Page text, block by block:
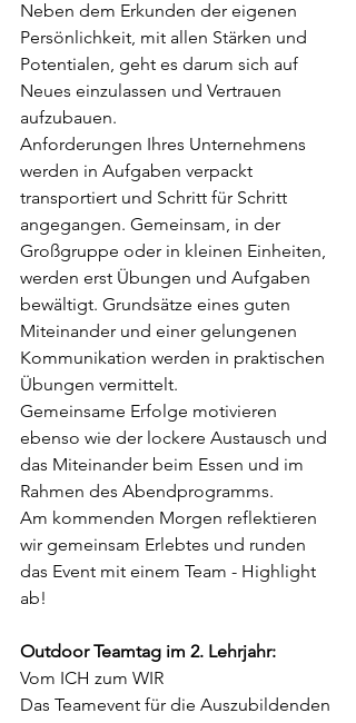
Neben dem Erkunden der eigenen
Persönlichkeit, mit allen Stärken und
Potentialen, geht es darum sich auf
Neues einzulassen und Vertrauen
aufzubauen.
Anforderungen Ihres Unternehmens
werden in Aufgaben verpackt
transportiert und Schritt für Schritt
angegangen. Gemeinsam, in der
Großgruppe oder in kleinen Einheiten,
werden erst Übungen und Aufgaben
bewältigt. Grundsätze eines guten
Miteinander und einer gelungenen
Kommunikation werden in praktischen
Übungen vermittelt.
Gemeinsame Erfolge motivieren
ebenso wie der lockere Austausch und
das Miteinander beim Essen und im
Rahmen des Abendprogramms.
Am kommenden Morgen reflektieren
wir gemeinsam Erlebtes und runden
das Event mit einem Team - Highlight
ab!
Outdoor Teamtag im 2. Lehrjahr:
Vom ICH zum WIR
Das Teamevent für die Auszubildenden